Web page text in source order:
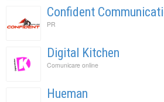
Confident
PR
Digital Kitchen
Comunicare online
Hueman